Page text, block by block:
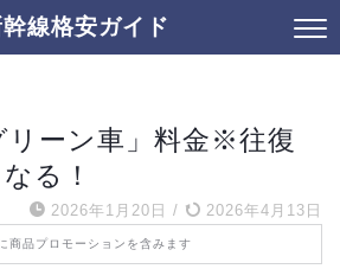
線格安ガイド
リーン車」料金※往復
る！
2026年1月20日 / 2026年4月13日
商品プロモーションを含みます